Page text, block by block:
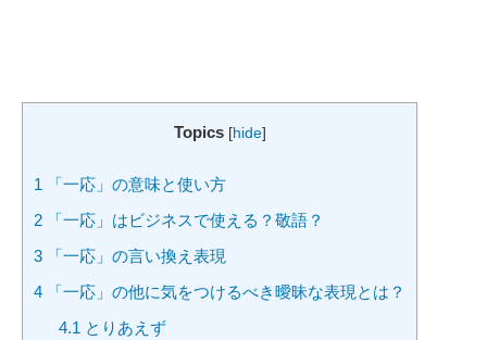
Topics [hide]
1 「一応」の意味と使い方
2 「一応」はビジネスで使える？敬語？
3 「一応」の言い換え表現
4 「一応」の他に気をつけるべき曖昧な表現とは？
4.1 とりあえず